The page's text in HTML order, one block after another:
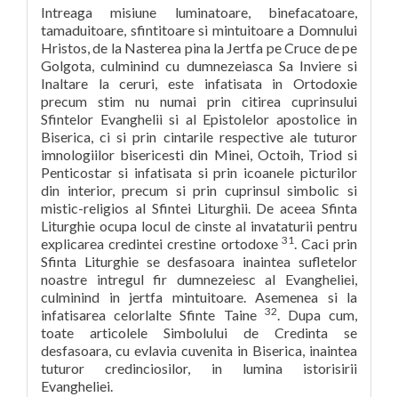
Intreaga misiune luminatoare, binefacatoare,
tamaduitoare, sfintitoare si mintuitoare a Domnului
Hristos, de la Nasterea pina la Jertfa pe Cruce de pe
Golgota, culminind cu dumnezeiasca Sa Inviere si
Inaltare la ceruri, este infatisata in Ortodoxie
precum stim nu numai prin citirea cuprinsului
Sfintelor Evanghelii si al Epistolelor apostolice in
Biserica, ci si prin cintarile respective ale tuturor
imnologiilor bisericesti din Minei, Octoih, Triod si
Penticostar si infatisata si prin icoanele picturilor
din interior, precum si prin cuprinsul simbolic si
mistic-religios al Sfintei Liturghii. De aceea Sfinta
Liturghie ocupa locul de cinste al invataturii pentru
explicarea credintei crestine ortodoxe 31. Caci prin
Sfinta Liturghie se desfasoara inaintea sufletelor
noastre intregul fir dumnezeiesc al Evangheliei,
culminind in jertfa mintuitoare. Asemenea si la
infatisarea celorlalte Sfinte Taine 32. Dupa cum,
toate articolele Simbolului de Credinta se
desfasoara, cu evlavia cuvenita in Biserica, inaintea
tuturor credinciosilor, in lumina istorisirii
Evangheliei.